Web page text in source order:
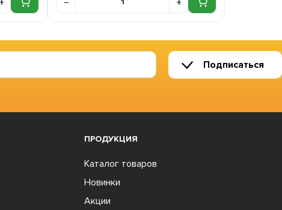
Подписаться
ПРОДУКЦИЯ
Каталог товаров
Новинки
Акции